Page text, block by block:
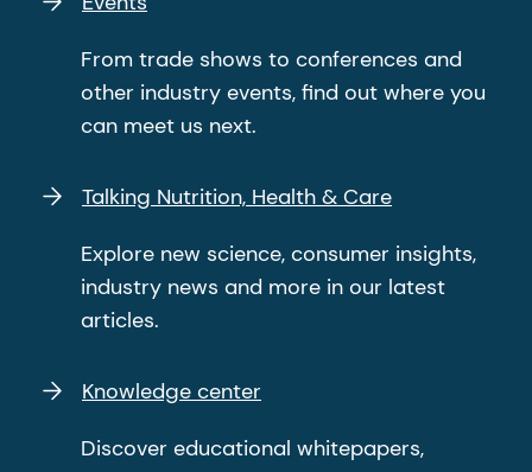
From trade shows to conferences and
other industry events, find out where you
can meet us next.
Talking Nutrition, Health & Care
Explore new science, consumer insights,
industry news and more in our latest
articles.
Knowledge center
Discover educational whitepapers,